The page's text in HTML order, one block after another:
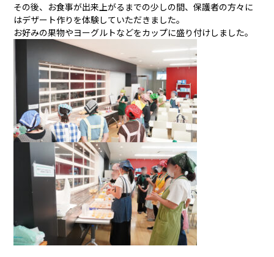
その後、お食事が出来上がるまでの少しの間、保護者の方々に
はデザート作りを体験していただきました。
お好みの果物やヨーグルトなどをカップに盛り付けしました。